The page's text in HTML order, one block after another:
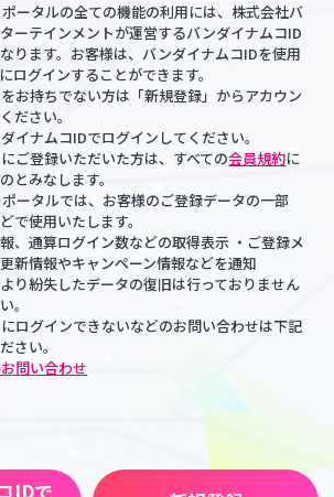
ータルの全ての機能の利用には、株式会社バ
ーテインメントが運営するバンダイナムコID
ります。お客様は、バンダイナムコIDを使用
ログインすることができます。
お持ちでない方は「新規登録」からアカウン
ださい。
イナムコIDでログインしてください。
ご登録いただいた方は、すべての会員規約に
とみなします。
ータルでは、お客様のご登録データの一部
で使用いたします。
、通算ログイン数などの取得表示 ・ご登録メ
新情報やキャンペーン情報などを通知
り紛失したデータの復旧は行っておりません
。
ログインできないなどのお問い合わせは下記
さい。
問い合わせ
IDで